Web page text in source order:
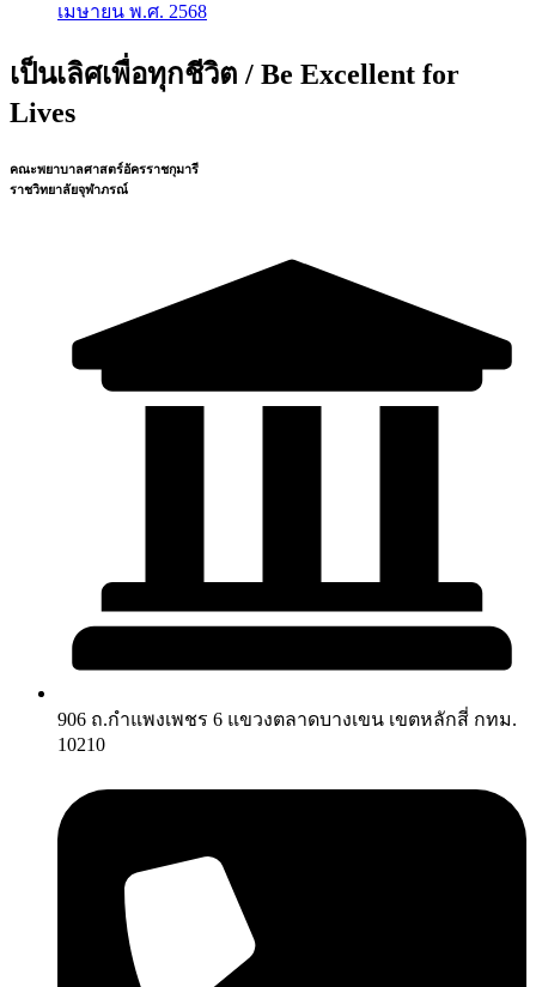
เมษายน พ.ศ. 2568
เป็นเลิศเพื่อทุกชีวิต / Be Excellent for
Lives
คณะพยาบาลศาสตร์อัครราชกุมารี
ราชวิทยาลัยจุฬาภรณ์
906 ถ.กำแพงเพชร 6 แขวงตลาดบางเขน เขตหลักสี่ กทม.
10210